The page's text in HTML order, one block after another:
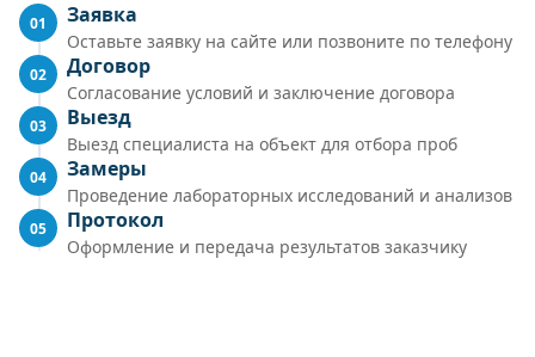
01 Заявка
Оставьте заявку на сайте или позвоните по телефону
02 Договор
Согласование условий и заключение договора
03 Выезд
Выезд специалиста на объект для отбора проб
04 Замеры
Проведение лабораторных исследований и анализов
05 Протокол
Оформление и передача результатов заказчику